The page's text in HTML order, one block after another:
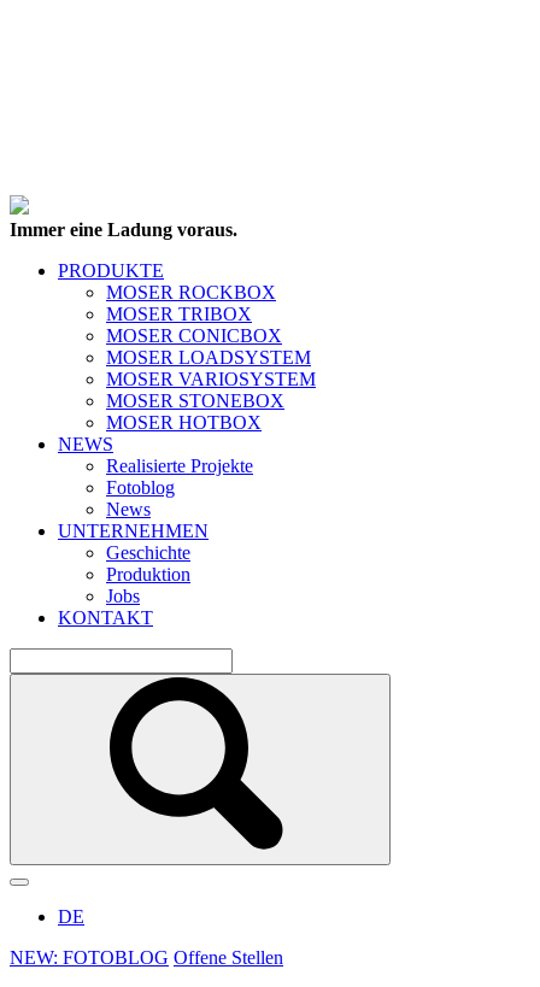
Immer eine Ladung voraus.
PRODUKTE
MOSER ROCKBOX
MOSER TRIBOX
MOSER CONICBOX
MOSER LOADSYSTEM
MOSER VARIOSYSTEM
MOSER STONEBOX
MOSER HOTBOX
NEWS
Realisierte Projekte
Fotoblog
News
UNTERNEHMEN
Geschichte
Produktion
Jobs
KONTAKT
DE
NEW: FOTOBLOG Offene Stellen